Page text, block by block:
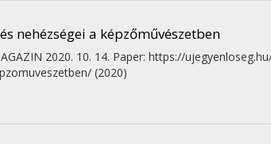
nehézségei a képzőművészetben
2020. 10. 14. Paper: https://
(2020)